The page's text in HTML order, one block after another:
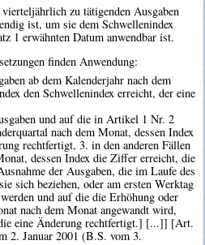
zu tätigenden Ausgaben
ist, um sie dem Schwellenindex
1 erwähnten Datum anwendbar ist.
finden Anwendung:
ab dem Kalenderjahr nach dem
den Schwellenindex erreicht, der eine
und auf die in Artikel 1 Nr. 2
nach dem Monat, dessen Index
rechtfertigt, 3. in den anderen Fällen
dessen Index die Ziffer erreicht, die
der Ausgaben, die im Laufe des
sich beziehen, oder am ersten Werktag
und auf die die Erhöhung oder
nach dem Monat angewandt wird,
eine Änderung rechtfertigt.] [...]] [Art.
2. Januar 2001 (B.S. vom 3.